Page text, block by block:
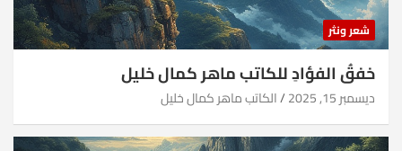
شعر ونثر
خفقُ الفؤادِ للكاتب ماهر كمال خليل
ديسمبر 15, 2025 الكاتب ماهر كمال خليل